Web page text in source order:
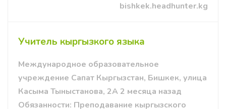
bishkek.headhunter.kg
Учитель кыргызкого языка
Международное образовательное
учреждение Сапат Кыргызстан, Бишкек, улица
Касыма Тыныстанова, 2А 2 месяца назад
Обязанности: Преподавание кыргызского